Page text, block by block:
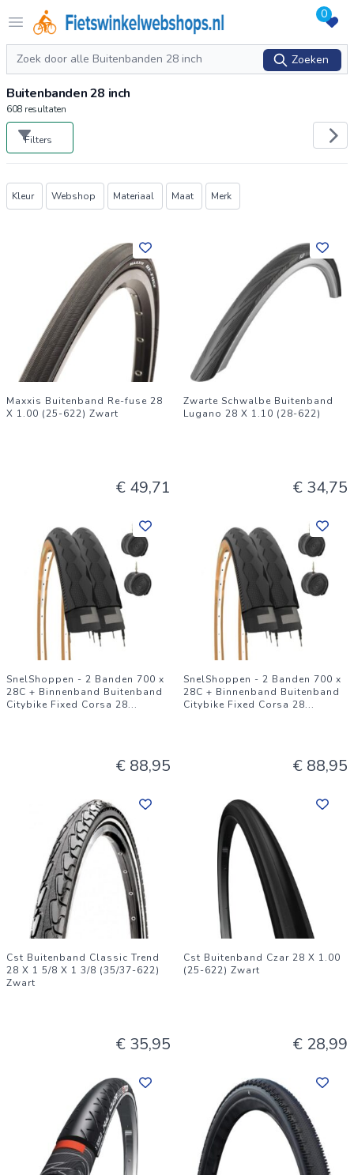
Open menu
Logo Fietswinkelwebshops.nl 0
Zoeken
Zoeken
Buitenbanden 28 inch
608 resultaten
Filters
Producten
Kleur Webshop Materiaal Maat Merk
Maxxis Buitenband Re-fuse 28
X 1.00 (25-622) Zwart
€ 49,71
Zwarte Schwalbe Buitenband
Lugano 28 X 1.10 (28-622)
€ 34,75
SnelShoppen - 2 Banden 700 x
28C + Binnenband Buitenband
Citybike Fixed Corsa 28...
€ 88,95
SnelShoppen - 2 Banden 700 x
28C + Binnenband Buitenband
Citybike Fixed Corsa 28...
€ 88,95
Cst Buitenband Classic Trend
28 X 1 5/8 X 1 3/8 (35/37-622)
Zwart
€ 35,95
Cst Buitenband Czar 28 X 1.00
(25-622) Zwart
€ 28,99